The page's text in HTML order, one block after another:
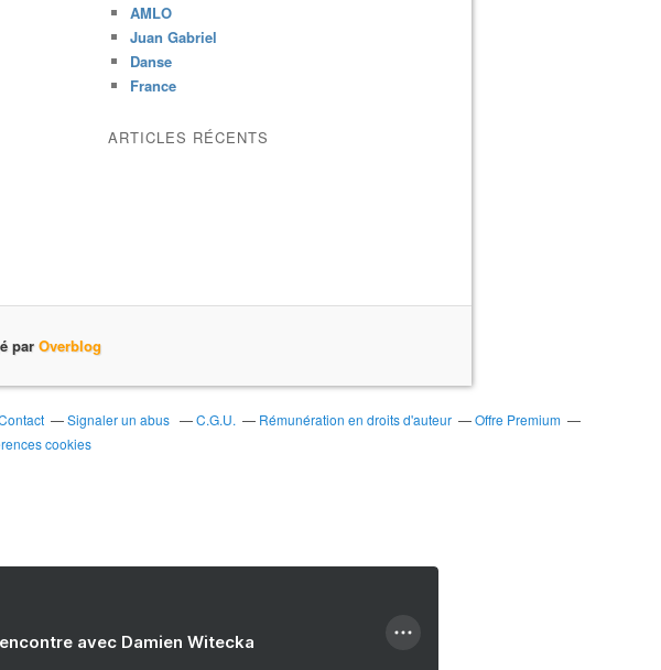
AMLO
Juan Gabriel
Danse
France
ARTICLES RÉCENTS
par Overblog
Signaler un abus C.G.U. Rémunération en droits d'auteur
Offre Premium
cookies
avec Damien Witecka